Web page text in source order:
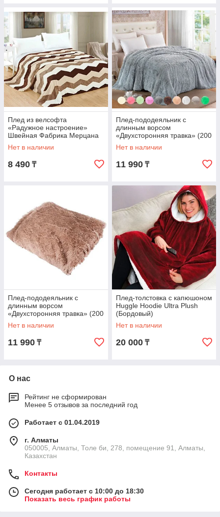
Плед из велсофта
«Радужное настроение»
Швейная Фабрика Мерцана
(Полуторка / Ломанные
линии)
Нет в наличии
8 490 ₸
Плед-пододеяльник с
длинным ворсом
«Двухсторонняя травка» (200
х 230 см / Серый)
Нет в наличии
11 990 ₸
Плед-пододеяльник с
длинным ворсом
«Двухсторонняя травка» (200
х 230 см / Коричневый с
бежевым)
Нет в наличии
11 990 ₸
Плед-толстовка с капюшоном
Huggle Hoodie Ultra Plush
(Бордовый)
Нет в наличии
20 000 ₸
О нас
Рейтинг не сформирован
Менее 5 отзывов за последний год
Работает с 01.04.2019
г. Алматы
050005, Алматы, Толе би, 278, помещение 91, Алматы,
Казахстан
Контакты
Сегодня работает с 10:00 до 18:30
Показать весь график работы